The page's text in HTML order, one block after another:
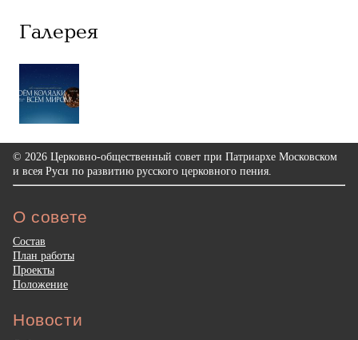
Галерея
© 2026 Церковно-общественный совет при Патриархе Московском
и всея Руси по развитию русского церковного пения.
О совете
Состав
План работы
Проекты
Положение
Новости